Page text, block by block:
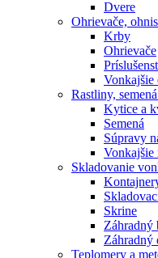
Dvere
Ohrievače,
Krby
Ohrievače
Vonkajšie
Rastliny,
Kytice a
Semená
Súpravy
Vonkajšie
Skladovanie
Skrine
Záhradný
Záhradný
Teplomery a